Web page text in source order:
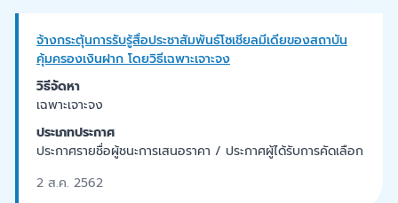
จ้างกระตุ้นการรับรู้สื่อประชาสัมพันธ์โซเชียลมีเดียของสถาบัน
คุ้มครองเงินฝาก โดยวิธีเฉพาะเจาะจง
วิธีจัดหา
เฉพาะเจาะจง
ประเภทประกาศ
ประกาศรายชื่อผู้ชนะการเสนอราคา / ประกาศผู้ได้รับการคัดเลือก
2 ส.ค. 2562